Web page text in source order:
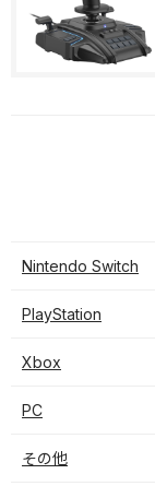
Nintendo Switch
PlayStation
Xbox
PC
その他